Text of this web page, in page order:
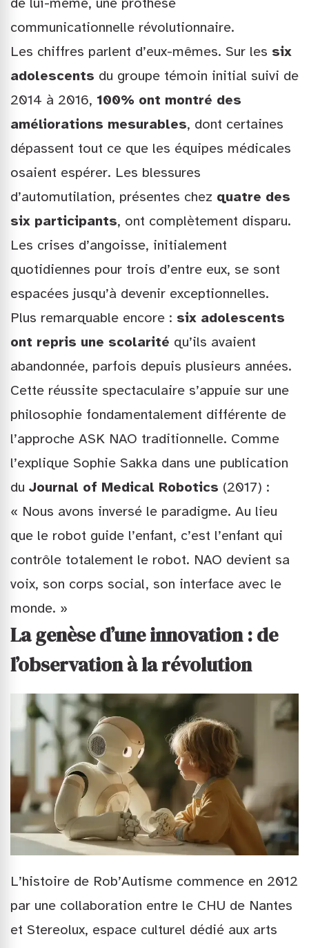
communicationnelle révolutionnaire.
Les chiffres parlent d’eux-mêmes. Sur les six
adolescents du groupe témoin initial suivi de
2014 à 2016, 100% ont montré des
améliorations mesurables, dont certaines
dépassent tout ce que les équipes médicales
osaient espérer. Les blessures
d’automutilation, présentes chez quatre des
six participants, ont complètement disparu.
Les crises d’angoisse, initialement
quotidiennes pour trois d’entre eux, se sont
espacées jusqu’à devenir exceptionnelles.
Plus remarquable encore : six adolescents
ont repris une scolarité qu’ils avaient
abandonnée, parfois depuis plusieurs années.
Cette réussite spectaculaire s’appuie sur une
philosophie fondamentalement différente de
l’approche ASK NAO traditionnelle. Comme
l’explique Sophie Sakka dans une publication
du Journal of Medical Robotics (2017) :
« Nous avons inversé le paradigme. Au lieu
que le robot guide l’enfant, c’est l’enfant qui
contrôle totalement le robot. NAO devient sa
voix, son corps social, son interface avec le
monde. »
La genèse d’une innovation : de
l’observation à la révolution
L’histoire de Rob’Autisme commence en 2012
par une collaboration entre le CHU de Nantes
et Stereolux, espace culturel dédié aux arts